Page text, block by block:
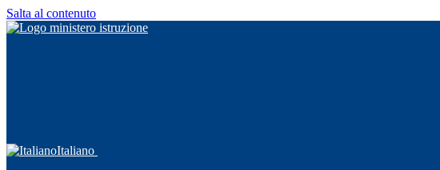
Salta al contenuto
Italiano